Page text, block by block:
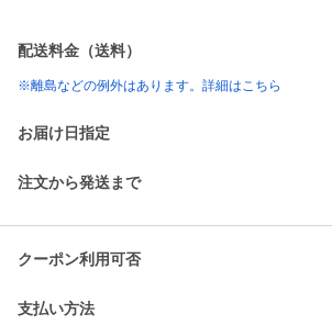
配送料金（送料）
※離島などの例外はあります。詳細はこちら
お届け日指定
注文から発送まで
クーポン利用可否
支払い方法